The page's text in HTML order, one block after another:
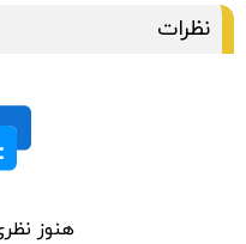
نظرات
هنوز